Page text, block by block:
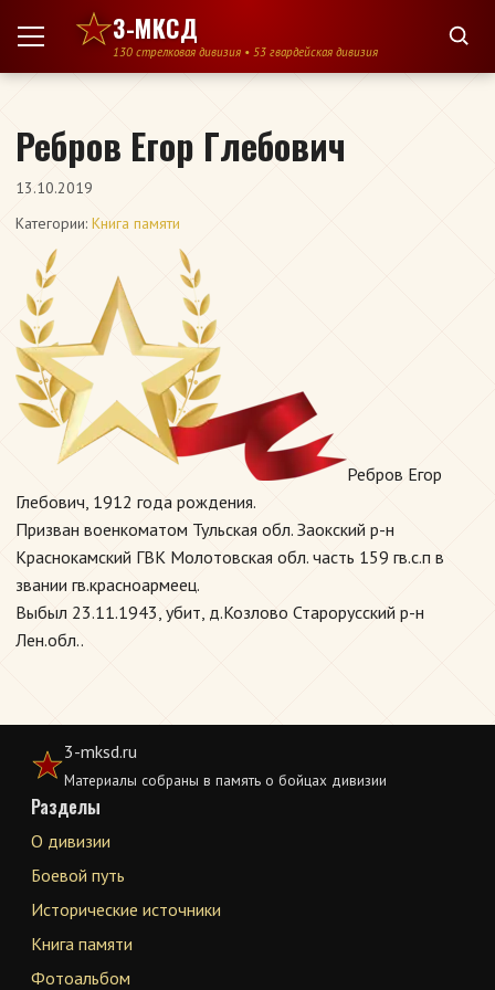
Перейти к содержимому
3-МКСД
130 стрелковая дивизия • 53 гвардейская дивизия
Ребров Егор Глебович
13.10.2019
Категории: Книга памяти
Ребров Егор
Глебович, 1912 года рождения.
Призван военкоматом Тульская обл. Заокский р-н
Краснокамский ГВК Молотовская обл. часть 159 гв.с.п в
звании гв.красноармеец.
Выбыл 23.11.1943, убит, д.Козлово Старорусский р-н
Лен.обл..
3-mksd.ru
Материалы собраны в память о бойцах дивизии
Разделы
О дивизии
Боевой путь
Исторические источники
Книга памяти
Фотоальбом